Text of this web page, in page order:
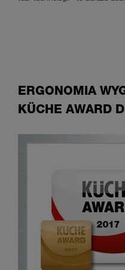
ERGONOMIA
KÜCHE AWARD